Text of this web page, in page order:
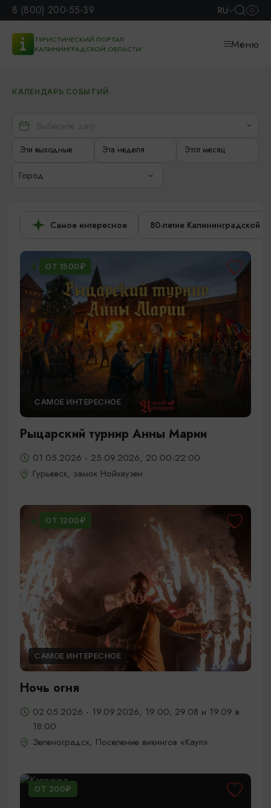
8 (800) 200-55-39 RU
ТУРИСТИЧЕСКИЙ ПОРТАЛ
КАЛИНИНГРАДСКОЙ ОБЛАСТИ
Меню
КАЛЕНДАРЬ СОБЫТИЙ
Эти выходные Эта неделя Этот месяц
Город
Самое интересное 80-летие Калининградской
ОТ 1500₽
САМОЕ ИНТЕРЕСНОЕ
Рыцарский турнир Анны Марии
01.05.2026 - 25.09.2026, 20:00-22:00
Гурьевск, замок Нойхаузен
ОТ 1200₽
САМОЕ ИНТЕРЕСНОЕ
Ночь огня
02.05.2026 - 19.09.2026, 19:00; 29.08 и 19.09 в
18:00
Зеленоградск, Поселение викингов «Кауп»
ОТ 200₽